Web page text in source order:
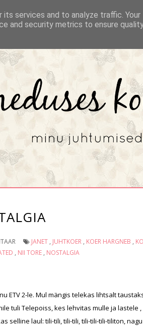
JANET, JUHTKOER, KOER HARGNEB ,
, NII TORE , NOSTALGIA
ETV 2-le. Mul mängis telekas lihtsalt
tuli Telepoiss, kes lehvitas mulle ja lastele ,
selline laul: tili-tili, tili-tili, tili-tili-tili-tiliton, nagu
services and to analyze traffic.
and security metrics to ensure